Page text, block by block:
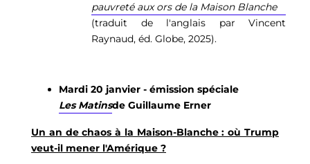
pauvreté aux ors de la Maison Blanche
(traduit de l'anglais par Vincent
Raynaud, éd. Globe, 2025).
Mardi 20 janvier - émission spéciale
Les Matinsde Guillaume Erner
Un an de chaos à la Maison-Blanche : où Trump
veut-il mener l'Amérique ?